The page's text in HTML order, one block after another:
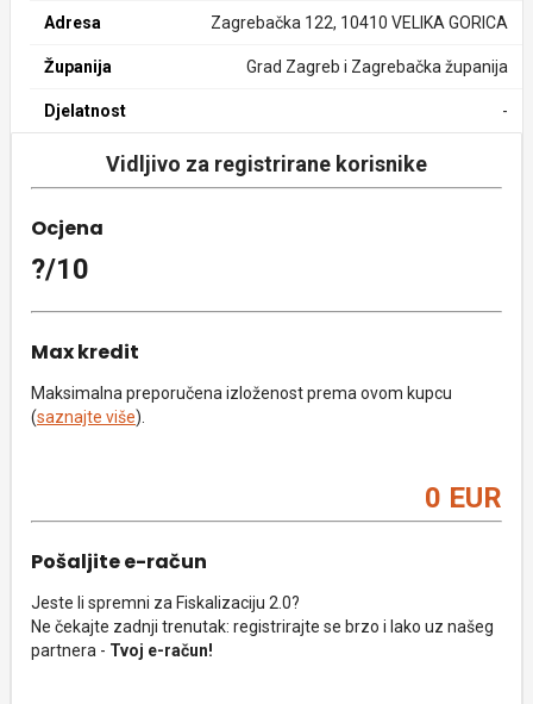
Adresa Zagrebačka 122, 10410 VELIKA GORICA
Županija Grad Zagreb i Zagrebačka županija
Djelatnost -
Vidljivo za registrirane korisnike
Ocjena
?/10
Max kredit
Maksimalna preporučena izloženost prema ovom kupcu
(saznajte više).
0 EUR
Pošaljite e-račun
Jeste li spremni za Fiskalizaciju 2.0?
Ne čekajte zadnji trenutak: registrirajte se brzo i lako uz našeg
partnera - Tvoj e-račun!